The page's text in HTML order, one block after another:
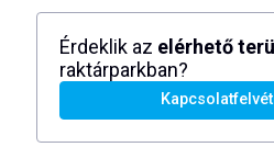
Érdeklik az elérhető
raktárparkban?